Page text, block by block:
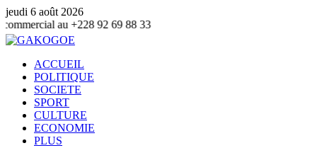
jeudi 6 août 2026
92 69 88 33
ACCUEIL
POLITIQUE
SOCIETE
SPORT
CULTURE
ECONOMIE
PLUS